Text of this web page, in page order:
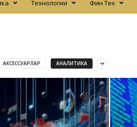
Технологии Фин Тех
АКСЕССУАРЛАР АНАЛИТИКА